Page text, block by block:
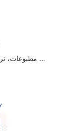
مطبوعات، تركيبات، تنزيلات، هدايا وأكثر من ذلك بكثير ...